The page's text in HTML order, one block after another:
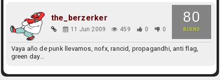
80
BUENO
the_berzerker
11 Jun 2009 459 0 0
Vaya año de punk llevamos, nofx, rancid, propagandhi, anti flag,
green day...